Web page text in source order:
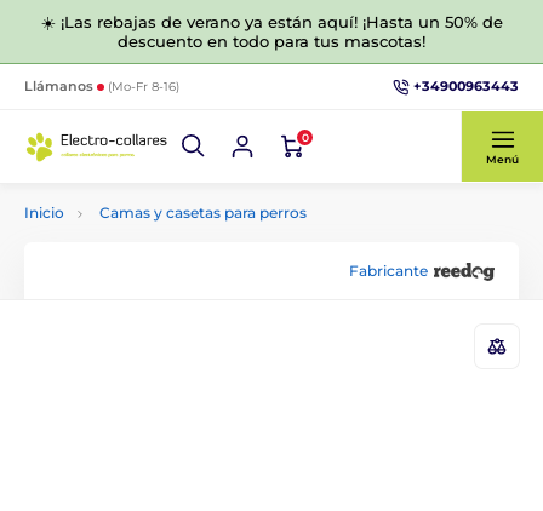
☀️ ¡Las rebajas de verano ya están aquí! ¡Hasta un 50% de
descuento en todo para tus mascotas!
Llámanos (Mo-Fr 8-16) +34900963443
0
Menú
Inicio Camas y casetas para perros
Fabricante